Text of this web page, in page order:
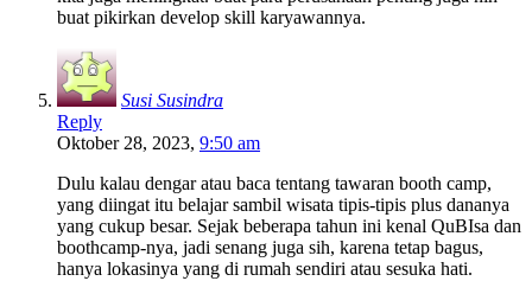
buat pikirkan develop skill karyawannya.
Susi Susindra
Reply
Oktober 28, 2023, 9:50 am
Dulu kalau dengar atau baca tentang tawaran booth camp,
yang diingat itu belajar sambil wisata tipis-tipis plus dananya
yang cukup besar. Sejak beberapa tahun ini kenal QuBIsa dan
boothcamp-nya, jadi senang juga sih, karena tetap bagus,
hanya lokasinya yang di rumah sendiri atau sesuka hati.